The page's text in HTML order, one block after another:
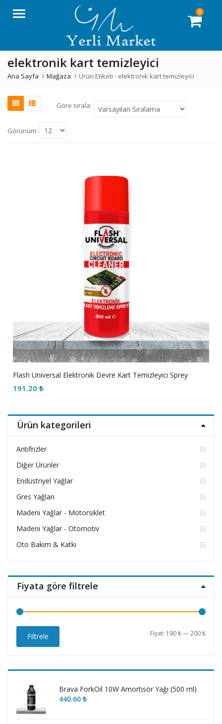
Menü 0
elektronik kart temizleyici
Ana Sayfa Mağaza Ürün Etiketi - elektronik kart temizleyici
Göre sırala:
Görünüm:
Flash Universal Elektronik Devre Kart Temizleyici Sprey
191.20 ₺
Ürün kategorileri
Antifrizler
Diğer Ürünler
Endüstriyel Yağlar
Gres Yağları
Madeni Yağlar - Motorsiklet
Madeni Yağlar - Otomotiv
Oto Bakım & Katkı
Fiyata göre filtrele
En
En
Filtrele Fiyat: 190 ₺—200 ₺
Brava ForkOil 10W Amortisör Yağı (500 ml)
440.60₺